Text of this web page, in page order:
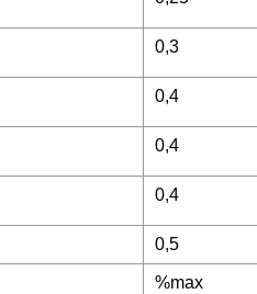
0,3
0,4
0,4
0,4
0,5
%max